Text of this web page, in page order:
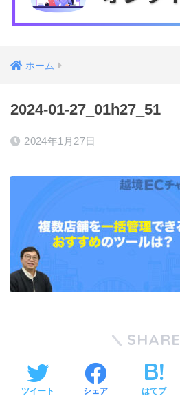
ホーム
2024-01-27_01h27_51
2024年1月27日
SHARE
ツイート シェア はてブ